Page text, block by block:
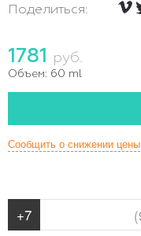
Поделиться:
1781 руб.
Объем: 60 ml
Сообщить о снижении цены